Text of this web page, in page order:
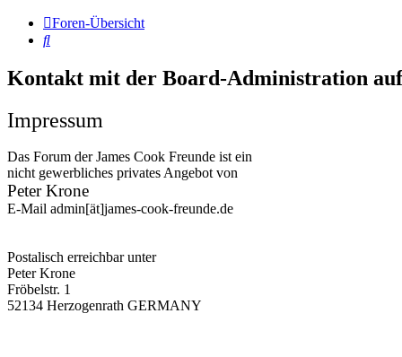
Foren-Übersicht
Suche
Kontakt mit der Board-Administration
Impressum
Das Forum der James Cook Freunde ist ein
nicht gewerbliches privates Angebot von
Peter Krone
E-Mail admin[ät]james-cook-freunde.de
Postalisch erreichbar unter
Peter Krone
Fröbelstr. 1
52134 Herzogenrath GERMANY